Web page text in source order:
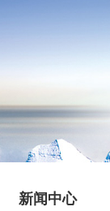
新闻中心